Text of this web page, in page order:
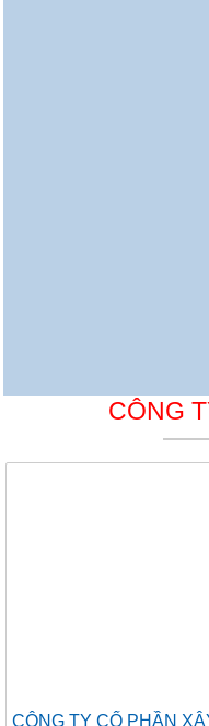
CÔNG
CÔNG TY CỔ PHẦN